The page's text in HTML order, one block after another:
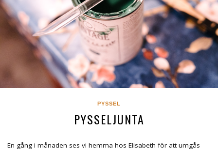
PYSSEL
PYSSELJUNTA
En gång i månaden ses vi hemma hos Elisabeth för att umgås